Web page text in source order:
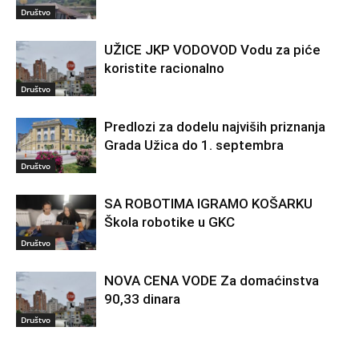
Društvo
Društvo
UŽICE JKP VODOVOD Vodu za piće
koristite racionalno
Društvo
Predlozi za dodelu najviših priznanja
Grada Užica do 1. septembra
Društvo
SA ROBOTIMA IGRAMO KOŠARKU
Škola robotike u GKC
Društvo
NOVA CENA VODE Za domaćinstva
90,33 dinara